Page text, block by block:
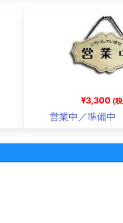
¥3,300 (
営業中／準備中